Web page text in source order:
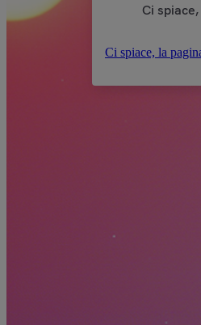
Ci
Ci spiace, la